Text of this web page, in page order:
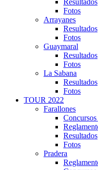
Resultados
Fotos
Arrayanes
Resultados
Fotos
Guaymaral
Resultados
Fotos
La Sabana
Resultados
Fotos
TOUR 2022
Farallones
Resultados
Fotos
Pradera